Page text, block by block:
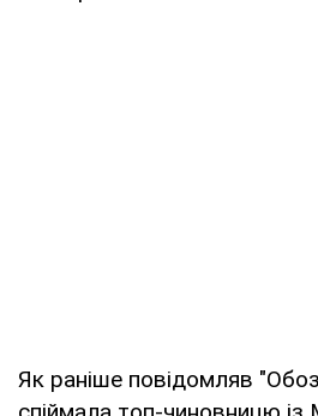
Як раніше повідомляв